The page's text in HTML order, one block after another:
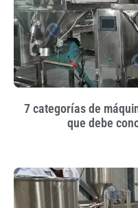
7 categorías de
que debe